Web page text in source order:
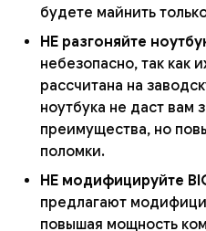
будете майнить
НЕ разгоняйте
небезопасно, так как
рассчитана на
ноутбука не даст вам
преимущества, но
поломки.
НЕ модифицируйте
предлагают
повышая мощность